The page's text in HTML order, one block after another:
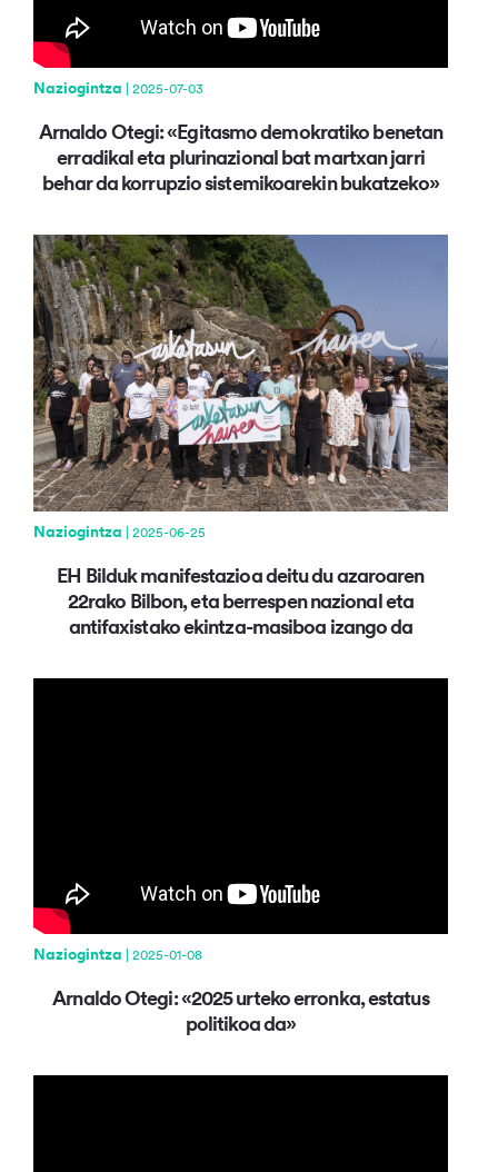
Naziogintza | 2025-07-03
Arnaldo Otegi: «Egitasmo demokratiko benetan
erradikal eta plurinazional bat martxan jarri
behar da korrupzio sistemikoarekin bukatzeko»
Naziogintza | 2025-06-25
EH Bilduk manifestazioa deitu du azaroaren
22rako Bilbon, eta berrespen nazional eta
antifaxistako ekintza-masiboa izango da
Naziogintza | 2025-01-08
Arnaldo Otegi: «2025 urteko erronka, estatus
politikoa da»